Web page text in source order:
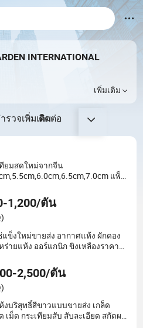
INTERNATIONAL
เพิ่มเติม
รวจเพิ่มเติมติดต่อ
ยมสดใหม่จากจีน
แพ็ค
าย / กล่อง คุณภาพสูง ราคาต่ำที่สุด
1,200/ตัน
ข็งใหม่ขายส่ง อากาศแห้ง ผักดอง
ายแห้ง ออร์แกนิก ขิงเหลืองราคา
2,500/ตัน
งบริสุทธิ์สีขาวแบบขายส่ง เกล็ด
เม็ด กระเทียมสับ สับละเอียด สกัดผง